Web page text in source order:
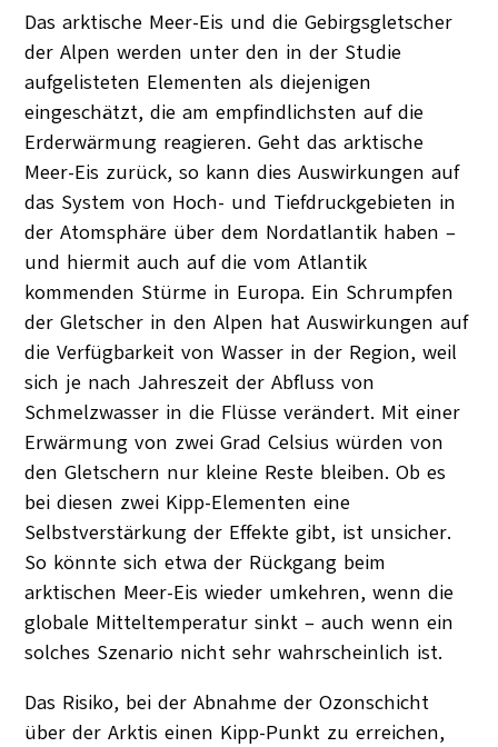
Das arktische Meer-Eis und die Gebirgsgletscher
der Alpen werden unter den in der Studie
aufgelisteten Elementen als diejenigen
eingeschätzt, die am empfindlichsten auf die
Erderwärmung reagieren. Geht das arktische
Meer-Eis zurück, so kann dies Auswirkungen auf
das System von Hoch- und Tiefdruckgebieten in
der Atomsphäre über dem Nordatlantik haben –
und hiermit auch auf die vom Atlantik
kommenden Stürme in Europa. Ein Schrumpfen
der Gletscher in den Alpen hat Auswirkungen auf
die Verfügbarkeit von Wasser in der Region, weil
sich je nach Jahreszeit der Abfluss von
Schmelzwasser in die Flüsse verändert. Mit einer
Erwärmung von zwei Grad Celsius würden von
den Gletschern nur kleine Reste bleiben. Ob es
bei diesen zwei Kipp-Elementen eine
Selbstverstärkung der Effekte gibt, ist unsicher.
So könnte sich etwa der Rückgang beim
arktischen Meer-Eis wieder umkehren, wenn die
globale Mitteltemperatur sinkt – auch wenn ein
solches Szenario nicht sehr wahrscheinlich ist.
Das Risiko, bei der Abnahme der Ozonschicht
über der Arktis einen Kipp-Punkt zu erreichen,